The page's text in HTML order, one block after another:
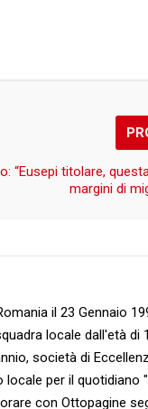
“Eusepi titolare,
margini di
il 23 Gennaio
locale dall'età di
società di
per il quotidiano
con Ottopagine